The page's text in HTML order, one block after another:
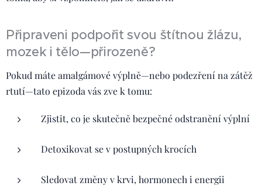
Připraveni podpořit svou štítnou žlázu,
mozek i tělo—přirozeně?
Pokud máte amalgámové výplně—nebo podezření na zátěž
rtutí—tato epizoda vás zve k tomu:
Zjistit, co je skutečně bezpečné odstranění výplní
Detoxikovat se v postupných krocích
Sledovat změny v krvi, hormonech i energii